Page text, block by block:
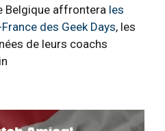
Belgique affrontera les
des Geek Days, les
de leurs coachs